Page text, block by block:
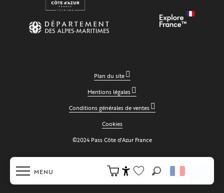
MENU
Accessibilité
Voir les favoris
Recherche
Plan du site
Mentions légales
Conditions générales de ventes
Cookies
©2024 Pass Côte d'Azur France